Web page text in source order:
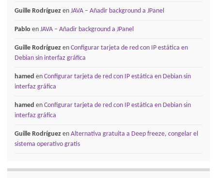
Guille Rodríguez en JAVA – Añadir background a JPanel
Pablo en JAVA – Añadir background a JPanel
Guille Rodríguez en Configurar tarjeta de red con IP estática en
Debian sin interfaz gráfica
hamed en Configurar tarjeta de red con IP estática en Debian sin
interfaz gráfica
hamed en Configurar tarjeta de red con IP estática en Debian sin
interfaz gráfica
Guille Rodríguez en Alternativa gratuita a Deep freeze, congelar el
sistema operativo gratis